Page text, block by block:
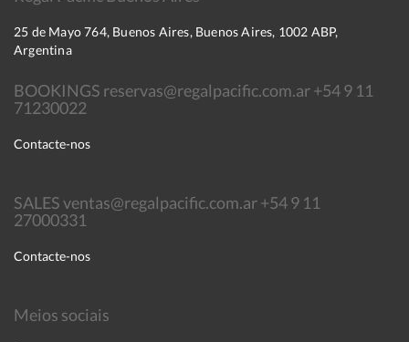
25 de Mayo 764, Buenos Aires, Buenos Aires, 1002 ABP,
Argentina
BOOKINGS reservas@regalpacific.com.ar +54 9 11
71230022
Contacte-nos
SALES ventas@regalpacific.com.ar +54 9 11
27000331
Contacte-nos
Meios sociais